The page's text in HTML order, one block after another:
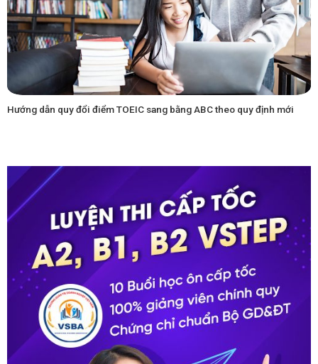
Hướng dẫn quy đổi điểm TOEIC sang bằng ABC theo quy định mới